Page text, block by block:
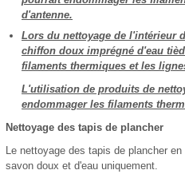
d'antenne.
Lors du nettoyage de l'intérieur
chiffon doux imprégné d'eau
filaments thermiques et les
L'utilisation de produits de
endommager les filaments
Nettoyage des tapis de plancher
Le nettoyage des tapis de plancher
savon doux et d'eau uniquement.